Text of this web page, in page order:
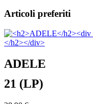
Articoli preferiti
ADELE
21 (LP)